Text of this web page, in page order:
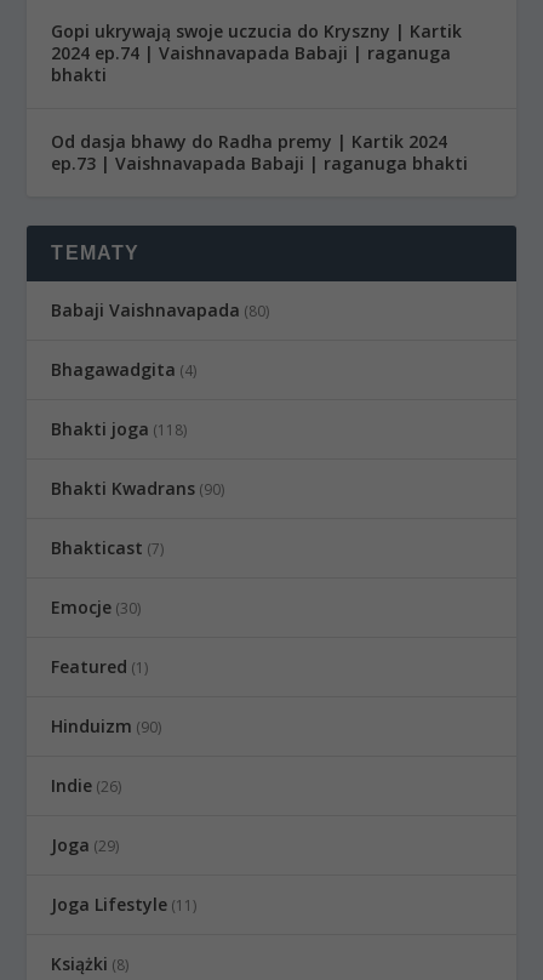
Gopi ukrywają swoje uczucia do Kryszny | Kartik
2024 ep.74 | Vaishnavapada Babaji | raganuga
bhakti
Od dasja bhawy do Radha premy | Kartik 2024
ep.73 | Vaishnavapada Babaji | raganuga bhakti
TEMATY
Babaji Vaishnavapada (80)
Bhagawadgita (4)
Bhakti joga (118)
Bhakti Kwadrans (90)
Bhakticast (7)
Emocje (30)
Featured (1)
Hinduizm (90)
Indie (26)
Joga (29)
Joga Lifestyle (11)
Książki (8)